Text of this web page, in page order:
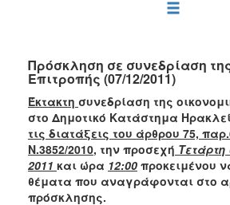
2022
2021
2020
2019
2018
2017
Πρόσκληση σε συνεδρίαση
Επιτροπής (07/12/2011)
Έκτακτη συνεδρίαση της
στο Δημοτικό Κατάστημα
τις διατάξεις του άρθρου 75,
Ν.3852/2010, την προσεχή Τετάρτη
2011 και ώρα 12:00 προκειμένου
θέματα που αναγράφονται στο
πρόσκλησης.